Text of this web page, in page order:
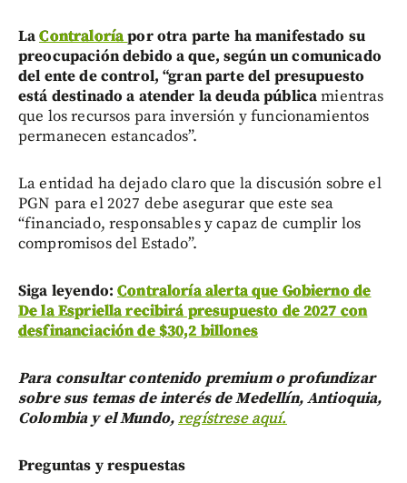
LaContraloríapor otra parte ha manifestado su
preocupación debido a que, según un comunicado
del ente de control, “gran parte del presupuesto
está destinado a atender la deuda públicamientras
que los recursos para inversión y funcionamientos
permanecen estancados”.
La entidad ha dejado claro que la discusión sobre el
PGN para el 2027 debe asegurar que este sea
“financiado, responsables y capaz de cumplir los
compromisos del Estado”.
Siga leyendo:Contraloría alerta que Gobierno de
De la Espriella recibirá presupuesto de 2027 con
desfinanciación de $30,2 billones
Para consultar contenido premium o profundizar
sobre sus temas de interés de Medellín, Antioquia,
Colombia y el Mundo,regístrese aquí.
Preguntas y respuestas